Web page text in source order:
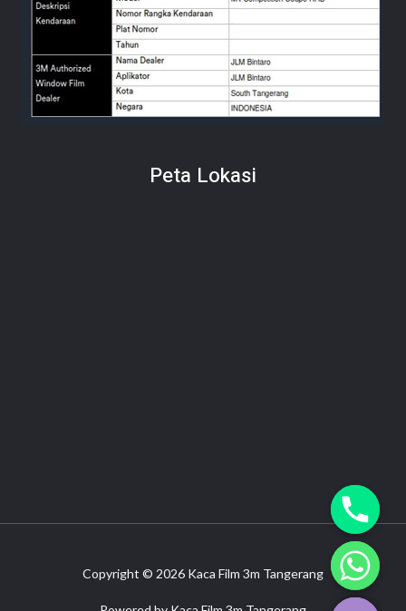
Peta Lokasi
Copyright © 2026 Kaca Film 3m Tangerang
HIDE
CHATY